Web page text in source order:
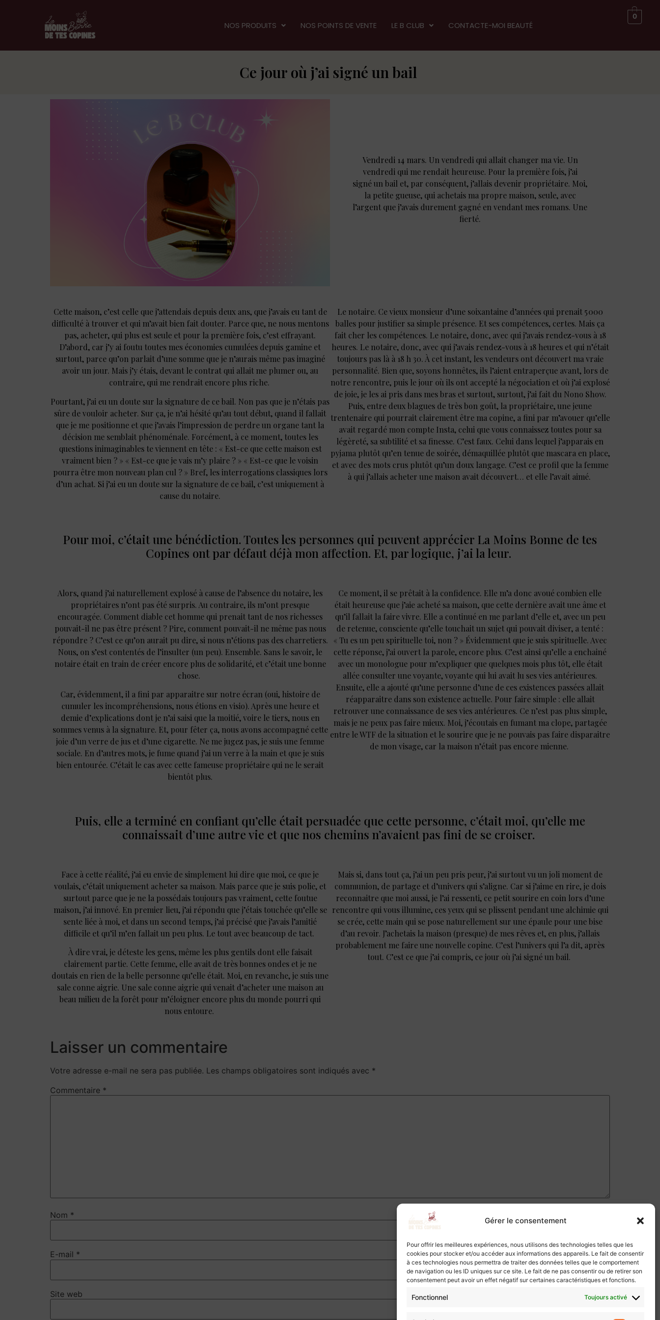
Gérer le consentement
Pour offrir les meilleures expériences, nous utilisons des technologies telles que les
cookies pour stocker et/ou accéder aux informations des appareils. Le fait de consentir
à ces technologies nous permettra de traiter des données telles que le comportement
de navigation ou les ID uniques sur ce site. Le fait de ne pas consentir ou de retirer son
consentement peut avoir un effet négatif sur certaines caractéristiques et fonctions.
Fonctionnel Toujours activé
NOS PRODUITS NOS POINTS DE VENTE LE B CLUB CONTACTE-MOI BEAUTÉ
0
Ce jour où j’ai signé un bail
Vendredi 14 mars. Un vendredi qui allait changer ma vie. Un
vendredi qui me rendait heureuse. Pour la première fois, j’ai
signé un bail et, par conséquent, j’allais devenir propriétaire. Moi,
la petite gueuse, qui achetais ma propre maison, seule, avec
l’argent que j’avais durement gagné en vendant mes romans. Une
fierté.
Cette maison, c’est celle que j’attendais depuis deux ans, que j’avais eu tant de
difficulté à trouver et qui m’avait bien fait douter. Parce que, ne nous mentons
pas, acheter, qui plus est seule et pour la première fois, c’est effrayant.
D’abord, car j’y ai foutu toutes mes économies cumulées depuis gamine et
surtout, parce qu’on parlait d’une somme que je n’aurais même pas imaginé
avoir un jour. Mais j’y étais, devant le contrat qui allait me plumer ou, au
contraire, qui me rendrait encore plus riche.
Pourtant, j’ai eu un doute sur la signature de ce bail. Non pas que je n’étais pas
sûre de vouloir acheter. Sur ça, je n’ai hésité qu’au tout début, quand il fallait
que je me positionne et que j’avais l’impression de perdre un organe tant la
décision me semblait phénoménale. Forcément, à ce moment, toutes les
questions inimaginables te viennent en tête : « Est-ce que cette maison est
vraiment bien ? » « Est-ce que je vais m’y plaire ? » « Est-ce que le voisin
pourra être mon nouveau plan cul ? » Bref, les interrogations classiques lors
d’un achat. Si j’ai eu un doute sur la signature de ce bail, c’est uniquement à
cause du notaire.
Le notaire. Ce vieux monsieur d’une soixantaine d’années qui prenait 5 000
balles pour justifier sa simple présence. Et ses compétences, certes. Mais ça
fait cher les compétences. Le notaire, donc, avec qui j’avais rendez-vous à 18
heures. Le notaire, donc, avec qui j’avais rendez-vous à 18 heures et qui n’était
toujours pas là à 18 h 30. À cet instant, les vendeurs ont découvert ma vraie
personnalité. Bien que, soyons honnêtes, ils l’aient entraperçue avant, lors de
notre rencontre, puis le jour où ils ont accepté la négociation et où j’ai explosé
de joie, je les ai pris dans mes bras et surtout, surtout, j’ai fait du Nono Show.
Puis, entre deux blagues de très bon goût, la propriétaire, une jeune
trentenaire qui pourrait clairement être ma copine, a fini par m’avouer qu’elle
avait regardé mon compte Insta, celui que vous connaissez toutes pour sa
légèreté, sa subtilité et sa finesse. C’est faux. Celui dans lequel j’apparais en
pyjama plutôt qu’en tenue de soirée, démaquillée plutôt que mascara en place,
et avec des mots crus plutôt qu’un doux langage. C’est ce profil que la femme
à qui j’allais acheter une maison avait découvert… et elle l’avait aimé.
Pour moi, c’était une bénédiction. Toutes les personnes qui peuvent apprécier La Moins Bonne de tes
Copines ont par défaut déjà mon affection. Et, par logique, j’ai la leur.
Alors, quand j’ai naturellement explosé à cause de l’absence du notaire, les
propriétaires n’ont pas été surpris. Au contraire, ils m’ont presque
encouragée. Comment diable cet homme qui prenait tant de nos richesses
pouvait-il ne pas être présent ? Pire, comment pouvait-il ne même pas nous
répondre ? C’est ce qu’on aurait pu dire, si nous n’étions pas des charretiers.
Nous, on s’est contentés de l’insulter (un peu). Ensemble. Sans le savoir, le
notaire était en train de créer encore plus de solidarité, et c’était une bonne
chose.
Car, évidemment, il a fini par apparaitre sur notre écran (oui, histoire de
cumuler les incompréhensions, nous étions en visio). Après une heure et
demie d’explications dont je n’ai saisi que la moitié, voire le tiers, nous en
sommes venus à la signature. Et, pour fêter ça, nous avons accompagné cette
joie d’un verre de jus et d’une cigarette. Ne me jugez pas, je suis une femme
sociale. En d’autres mots, je fume quand j’ai un verre à la main et que je suis
bien entourée. C’était le cas avec cette fameuse propriétaire qui ne le serait
bientôt plus.
Ce moment, il se prêtait à la confidence. Elle m’a donc avoué combien elle
était heureuse que j’aie acheté sa maison, que cette dernière avait une âme et
qu’il fallait la faire vivre. Elle a continué en me parlant d’elle et, avec un peu
de retenue, consciente qu’elle touchait un sujet qui pouvait diviser, a tenté :
« Tu es un peu spirituelle toi, non ? » Évidemment que je suis spirituelle. Avec
cette réponse, j’ai ouvert la parole, encore plus. C’est ainsi qu’elle a enchainé
avec un monologue pour m’expliquer que quelques mois plus tôt, elle était
allée consulter une voyante, voyante qui lui avait lu ses vies antérieures.
Ensuite, elle a ajouté qu’une personne d’une de ces existences passées allait
réapparaitre dans son existence actuelle. Pour faire simple : elle allait
retrouver une connaissance de ses vies antérieures. Ce n’est pas plus simple,
mais je ne peux pas faire mieux. Moi, j’écoutais en fumant ma clope, partagée
entre le WTF de la situation et le sourire que je ne pouvais pas faire disparaitre
de mon visage, car la maison n’était pas encore mienne.
Puis, elle a terminé en confiant qu’elle était persuadée que cette personne, c’était moi, qu’elle me
connaissait d’une autre vie et que nos chemins n’avaient pas fini de se croiser.
Face à cette réalité, j’ai eu envie de simplement lui dire que moi, ce que je
voulais, c’était uniquement acheter sa maison. Mais parce que je suis polie, et
surtout parce que je ne la possédais toujours pas vraiment, cette foutue
maison, j’ai innové. En premier lieu, j’ai répondu que j’étais touchée qu’elle se
sente liée à moi, et dans un second temps, j’ai précisé que j’avais l’amitié
difficile et qu’il m’en fallait un peu plus. Le tout avec beaucoup de tact.
À dire vrai, je déteste les gens, même les plus gentils dont elle faisait
clairement partie. Cette femme, elle avait de très bonnes ondes et je ne
doutais en rien de la belle personne qu’elle était. Moi, en revanche, je suis une
sale conne aigrie. Une sale conne aigrie qui venait d’acheter une maison au
beau milieu de la forêt pour m’éloigner encore plus du monde pourri qui
nous entoure.
Mais si, dans tout ça, j’ai un peu pris peur, j’ai surtout vu un joli moment de
communion, de partage et d’univers qui s’aligne. Car si j’aime en rire, je dois
reconnaitre que moi aussi, je l’ai ressenti, ce petit sourire en coin lors d’une
rencontre qui vous illumine, ces yeux qui se plissent pendant une alchimie qui
se crée, cette main qui se pose naturellement sur une épaule pour une bise
d’au revoir. J’achetais la maison (presque) de mes rêves et, en plus, j’allais
probablement me faire une nouvelle copine. C’est l’univers qui l’a dit, après
tout. C’est ce que j’ai compris, ce jour où j’ai signé un bail.
Laisser un commentaire
Votre adresse e-mail ne sera pas publiée. Les champs obligatoires sont indiqués avec *
Commentaire *
Nom *
E-mail *
Site web